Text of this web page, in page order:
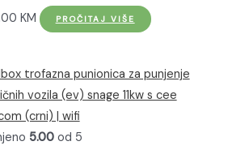
KM PROČITAJ VIŠE
5.00od 5